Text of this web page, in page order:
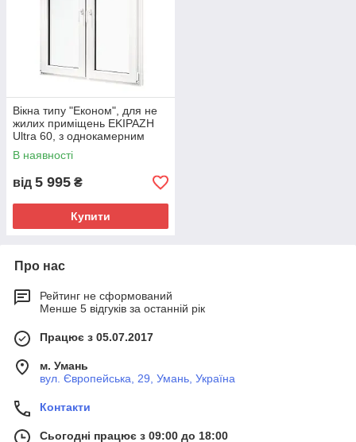
Вікна типу "Економ", для не
жилих приміщень EKIPAZH
Ultra 60, з однокамерним
склопакетом, розміри
(1300х1400)
В наявності
від 5 995 ₴
Купити
Про нас
Рейтинг не сформований
Менше 5 відгуків за останній рік
Працює з 05.07.2017
м. Умань
вул. Європейська, 29, Умань, Україна
Контакти
Сьогодні працює з 09:00 до 18:00